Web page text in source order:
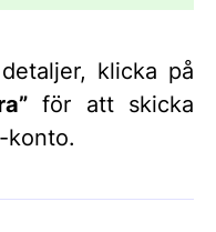
klicka på
för att skicka
konto.